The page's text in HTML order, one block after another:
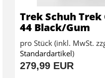
Trek Schuh
44 Black/Gum
pro Stück (inkl. MwSt.
Standardartikel)
279,99 EUR